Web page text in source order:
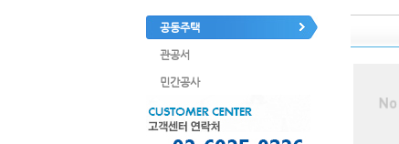
공동주택
관공서
민간공사